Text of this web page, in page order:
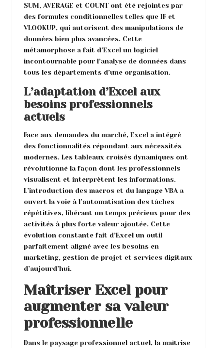
SUM, AVERAGE et COUNT ont été rejointes par
des formules conditionnelles telles que IF et
VLOOKUP, qui autorisent des manipulations de
données bien plus avancées. Cette
métamorphose a fait d’Excel un logiciel
incontournable pour l’analyse de données dans
tous les départements d’une organisation.
L’adaptation d’Excel aux
besoins professionnels
actuels
Face aux demandes du marché, Excel a intégré
des fonctionnalités répondant aux nécessités
modernes. Les tableaux croisés dynamiques ont
révolutionné la façon dont les professionnels
visualisent et interprètent les informations.
L’introduction des macros et du langage VBA a
ouvert la voie à l’automatisation des tâches
répétitives, libérant un temps précieux pour des
activités à plus forte valeur ajoutée. Cette
évolution constante fait d’Excel un outil
parfaitement aligné avec les besoins en
marketing, gestion de projet et services digitaux
d’aujourd’hui.
Maîtriser Excel pour
augmenter sa valeur
professionnelle
Dans le paysage professionnel actuel, la maîtrise